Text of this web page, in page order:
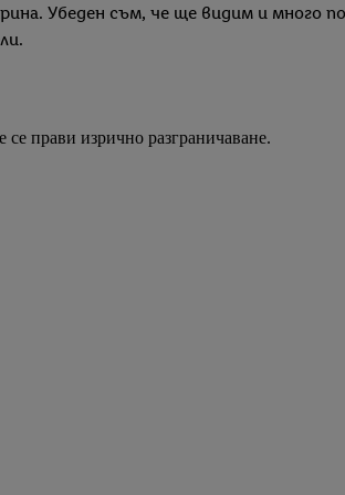
Убеден съм, че ще видим и много
прави изрично разграничаване.